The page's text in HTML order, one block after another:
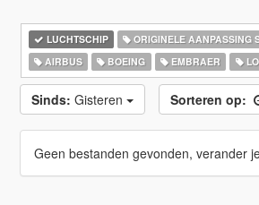
LUCHTSCHIP ORIGINELE AANPASSING
AIRBUS
BOEING EMBRAER
Sinds: Gisteren Sorteren op:
Geen bestanden gevonden, verander